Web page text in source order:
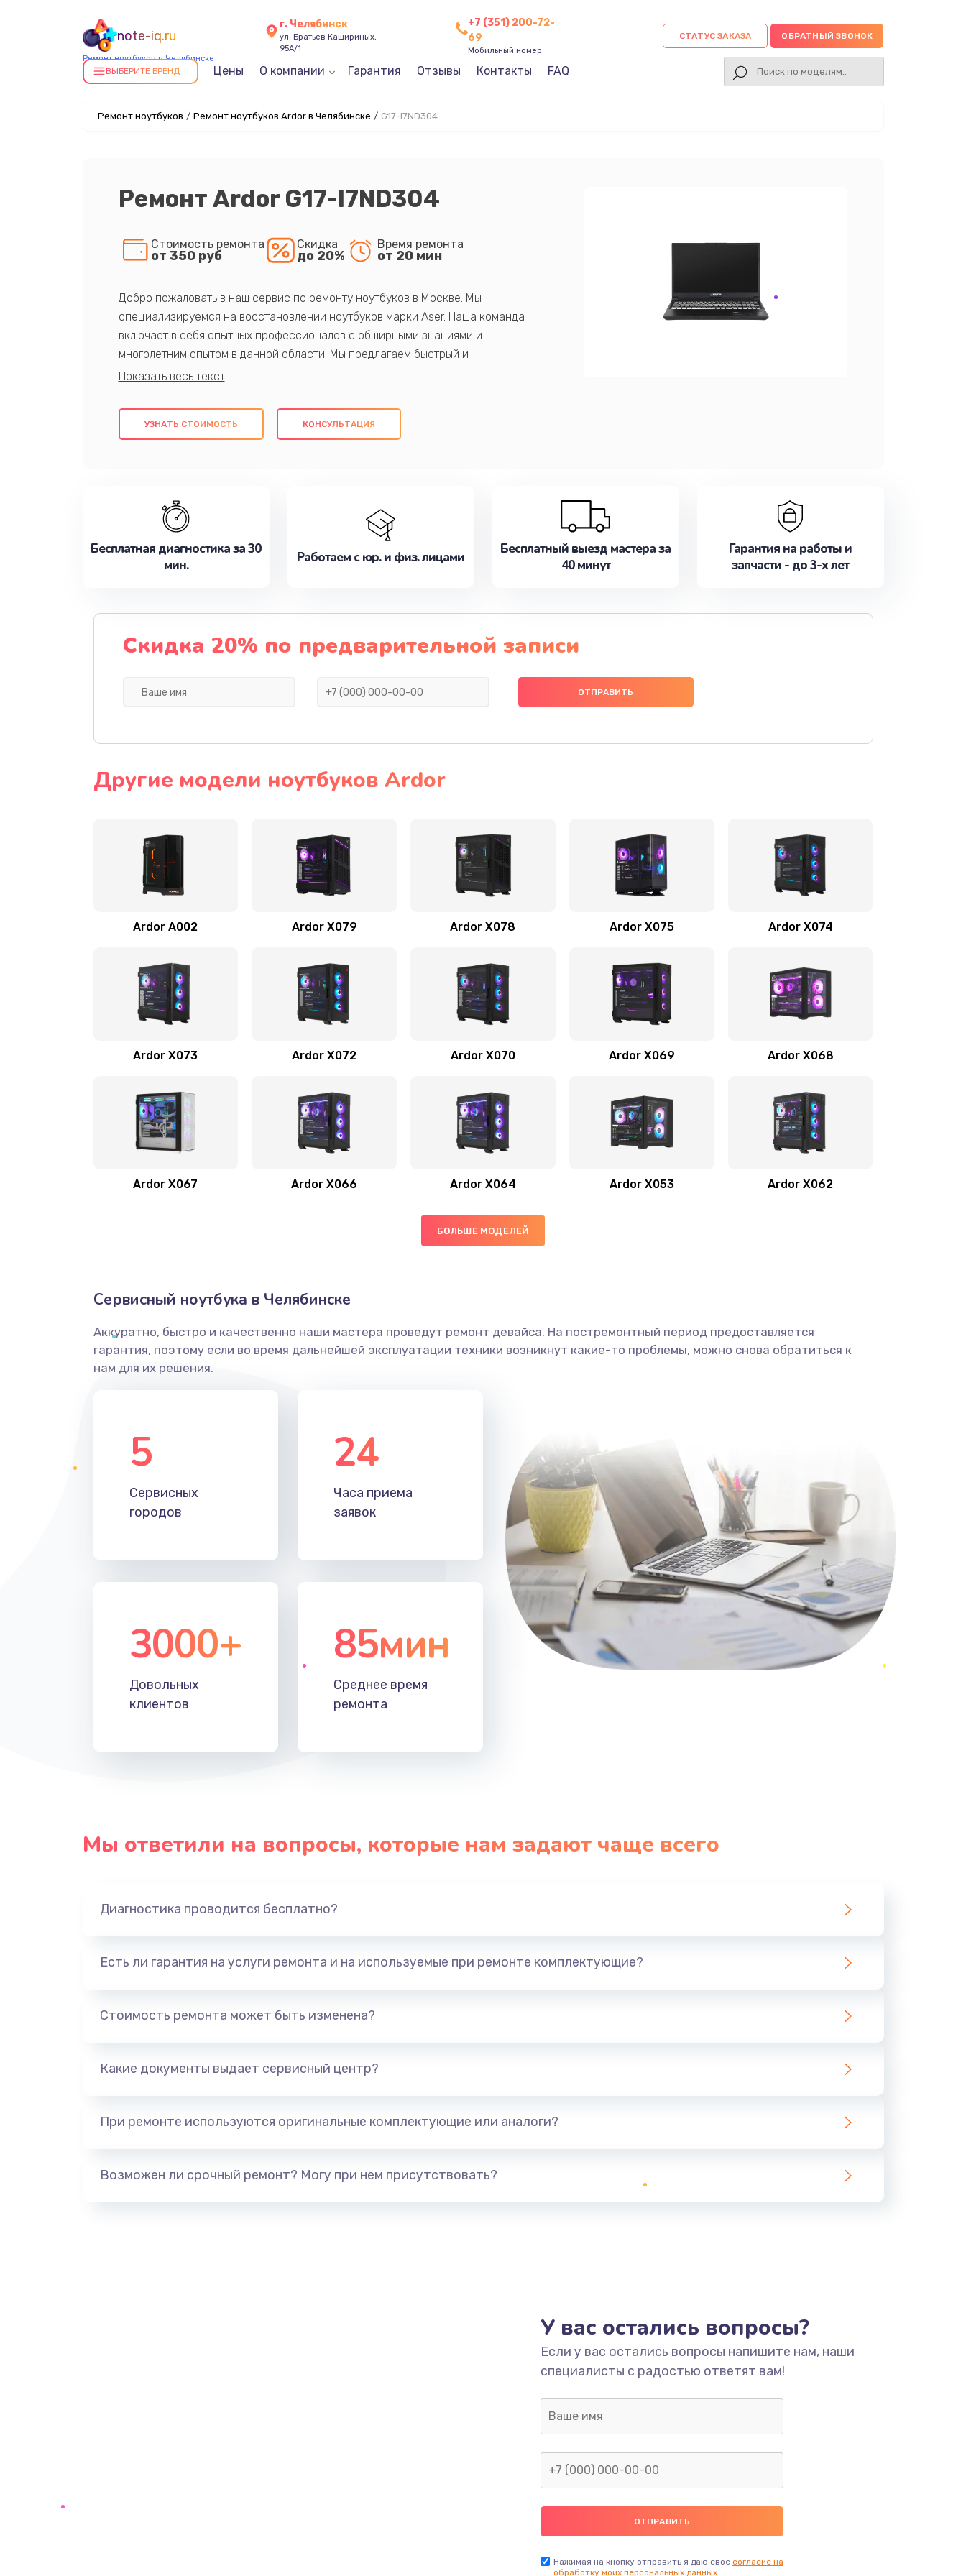
note-iq.ru
Ремонт ноутбуков в Челябинске
г. Челябинск
ул. Братьев Кашириных,
95А/1
+7 (351) 200-72-
69
Мобильный номер
СТАТУС ЗАКАЗА ОБРАТНЫЙ ЗВОНОК
ВЫБЕРИТЕ БРЕНД Цены О компании Гарантия Отзывы Контакты FAQ
Ремонт ноутбуков / Ремонт ноутбуков Ardor в Челябинске / G17-I7ND304
Ремонт Ardor G17-I7ND304
Стоимость ремонта
от 350 руб
Скидка
до 20%
Время ремонта
от 20 мин
Добро пожаловать в наш сервис по ремонту ноутбуков в Москве. Мы
специализируемся на восстановлении ноутбуков марки Aser. Наша команда
включает в себя опытных профессионалов с обширными знаниями и
многолетним опытом в данной области. Мы предлагаем быстрый и
качественный ремонт с использованием оригинальных компонентов, а также
клиентам надежное и профессиональное обслуживание, удовлетворяя их
потребности наилучшим образом. Не медлите записаться на ремонт уже
УЗНАТЬ СТОИМОСТЬ КОНСУЛЬТАЦИЯ
Бесплатная диагностика за 30
мин.
Работаем с юр. и физ. лицами
Бесплатный выезд мастера за
40 минут
Гарантия на работы и
запчасти - до 3-х лет
Скидка 20% по предварительной записи
Другие модели ноутбуков Ardor
Ardor A002 Ardor X079 Ardor X078 Ardor X075 Ardor X074
Ardor X073 Ardor X072 Ardor X070 Ardor X069 Ardor X068
Ardor X067 Ardor X066 Ardor X064 Ardor X053 Ardor X062
БОЛЬШЕ МОДЕЛЕЙ
Сервисный ноутбука в Челябинске
Аккуратно, быстро и качественно наши мастера проведут ремонт девайса. На постремонтный период предоставляется
гарантия, поэтому если во время дальнейшей эксплуатации техники возникнут какие-то проблемы, можно снова обратиться к
нам для их решения.
5
Сервисных
городов
24
Часа приема
заявок
3000+
Довольных
клиентов
85мин
Среднее время
ремонта
Мы ответили на вопросы, которые нам задают чаще всего
Диагностика проводится бесплатно?
Есть ли гарантия на услуги ремонта и на используемые при ремонте комплектующие?
Стоимость ремонта может быть изменена?
Какие документы выдает сервисный центр?
При ремонте используются оригинальные комплектующие или аналоги?
Возможен ли срочный ремонт? Могу при нем присутствовать?
У вас остались вопросы?
Если у вас остались вопросы напишите нам, наши
специалисты с радостью ответят вам!
Нажимая на кнопку отправить я даю свое согласие на
обработку моих персональных данных.